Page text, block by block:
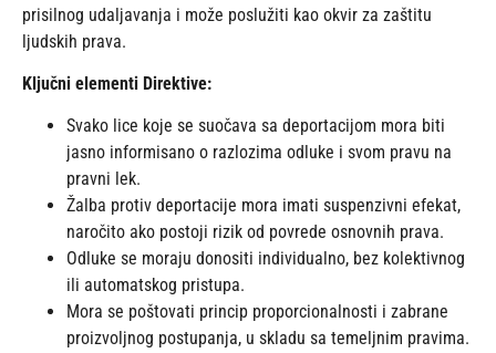
prisilnog udaljavanja i može poslužiti kao okvir za zaštitu
ljudskih prava.
Ključni elementi Direktive:
Svako lice koje se suočava sa deportacijom mora biti
jasno informisano o razlozima odluke i svom pravu na
pravni lek.
Žalba protiv deportacije mora imati suspenzivni efekat,
naročito ako postoji rizik od povrede osnovnih prava.
Odluke se moraju donositi individualno, bez kolektivnog
ili automatskog pristupa.
Mora se poštovati princip proporcionalnosti i zabrane
proizvoljnog postupanja, u skladu sa temeljnim pravima.